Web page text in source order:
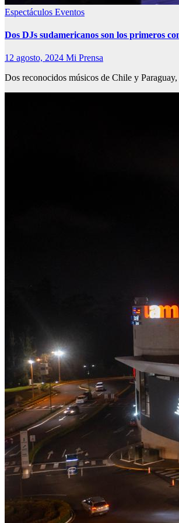
Espectáculos Eventos
Dos DJs sudamericanos son los primeros
12 agosto, 2024 Mi Prensa
Dos reconocidos músicos de Chile y